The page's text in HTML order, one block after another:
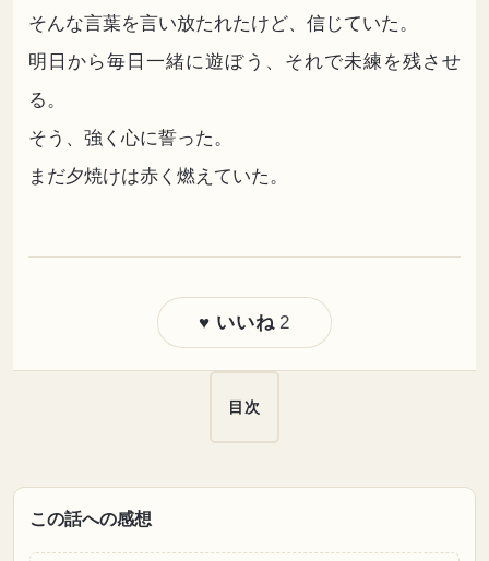
そんな言葉を言い放たれたけど、信じていた。
明日から毎日一緒に遊ぼう、それで未練を残させ
る。
そう、強く心に誓った。
まだ夕焼けは赤く燃えていた。
♥ いいね 2
目次
この話への感想